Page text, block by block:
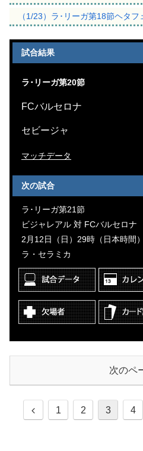
（1/23）ラ･リーガ第18節ヘタ
試合結果
ラ･リーガ第20節
FCバルセロナ
セビージャ
マッチデータ
次の試合
ラ･リーガ第21節
ビジャレアル 対 FCバルセロナ
2月12日（日）29時（日本時間）
ラ・セラミカ
次のペ
1 2 3 4